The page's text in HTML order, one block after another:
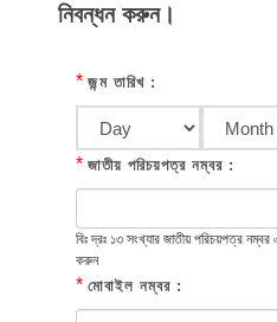
নিবন্ধন করুন।
* জন্ম তারিখ :
* জাতীয় পরিচয়পত্র নম্বর :
বিঃ দ্রঃ ১৩ সংখ্যার জাতীয় পরিচয়পত্র
করুন
* মোবাইল নম্বর :